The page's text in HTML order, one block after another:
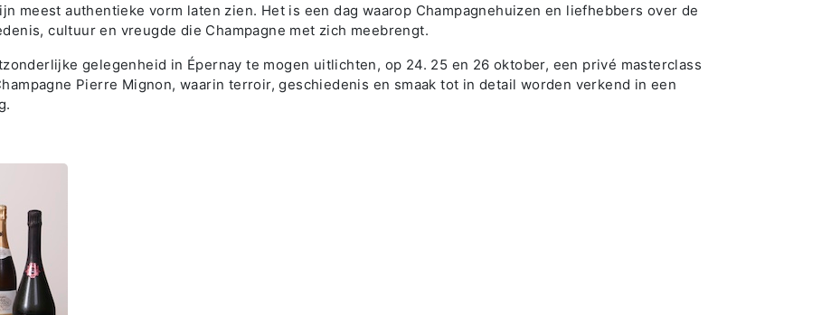
meest authentieke vorm laten zien. Het is een dag waarop Champagnehuizen en liefhebbers over de
cultuur en vreugde die Champagne met zich meebrengt.
gelegenheid in Épernay te mogen uitlichten, op 24. 25 en 26 oktober, een privé masterclass
Pierre Mignon, waarin terroir, geschiedenis en smaak tot in detail worden verkend in een